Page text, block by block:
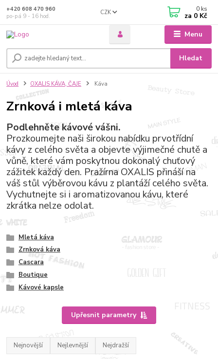
Menu
CZK
Hledat
+420 608 470 960
po-pá 9 - 16 hod.
0 ks
za 0 Kč
Úvod OXALIS KÁVA, ČAJE Káva
Zrnková i mletá káva
Podlehněte kávové vášni.
Prozkoumejte naši širokou nabídku prvotřídní
kávy z celého světa a objevte výjimečné chutě a
vůně, které vám poskytnou dokonalý chuťový
zážitek každý den. Pražírna OXALIS přináší na
váš stůl výběrovou kávu z plantáží celého světa.
Vychutnejte si i aromatizovanou kávu, které
zkrátka nelze odolat.
Mletá káva
Zrnková káva
Cascara
Boutique
Kávové kapsle
Upřesnit parametry
Nejnovější Nejlevnější Nejdražší